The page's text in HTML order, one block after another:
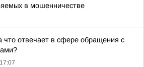
в мошенничестве
что отвечает в сфере обращения с
17:07